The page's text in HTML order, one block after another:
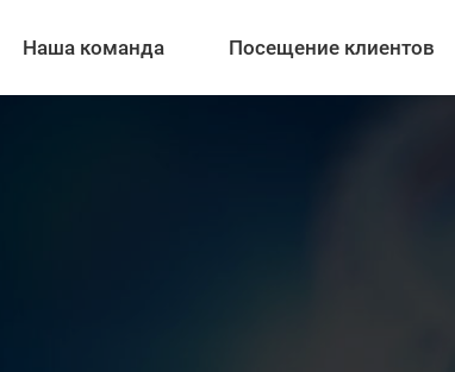
Наша команда Посещение клиентов